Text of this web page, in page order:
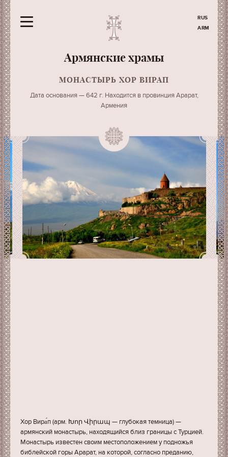
RUS
ARM
Армянские храмы
МОНАСТЫРЬ ХОР ВИРАП
Дата основания — 642 г. Находится в провинция Арарат,
Армения
Хор Вира́п (арм. Խոր Վիրապ — глубокая темница) —
армянский монастырь, находящийся близ границы с Турцией.
Монастырь известен своим местоположением у подножья
библейской горы Арарат, на которой, согласно преданию,